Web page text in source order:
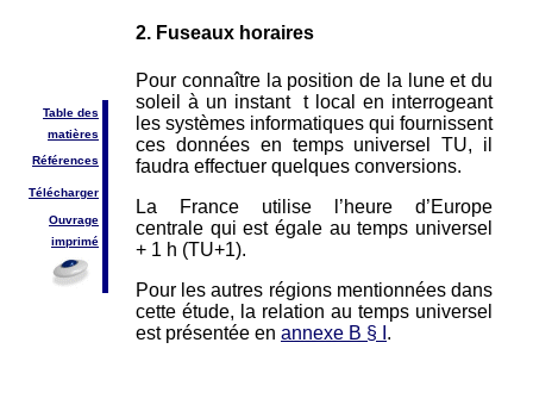
Table des
matières
Références
Télécharger
Ouvrage
imprimé
2. Fuseaux horaires
Pour connaître la position de la lune et du
soleil à un instant t local en interrogeant
les systèmes informatiques qui fournissent
ces données en temps universel TU, il
faudra effectuer quelques conversions.
La France utilise l’heure d’Europe
centrale qui est égale au temps universel
+ 1 h (TU+1).
Pour les autres régions mentionnées dans
cette étude, la relation au temps universel
est présentée en annexe B § I .